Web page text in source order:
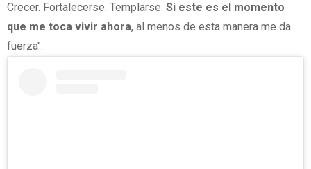
Crecer. Fortalecerse. Templarse. Si este es el momento
que me toca vivir ahora, al menos de esta manera me da
fuerza".